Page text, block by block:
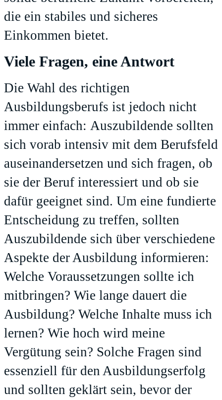
die ein stabiles und sicheres
Einkommen bietet.
Viele Fragen, eine Antwort
Die Wahl des richtigen
Ausbildungsberufs ist jedoch nicht
immer einfach: Auszubildende sollten
sich vorab intensiv mit dem Berufsfeld
auseinandersetzen und sich fragen, ob
sie der Beruf interessiert und ob sie
dafür geeignet sind. Um eine fundierte
Entscheidung zu treffen, sollten
Auszubildende sich über verschiedene
Aspekte der Ausbildung informieren:
Welche Voraussetzungen sollte ich
mitbringen? Wie lange dauert die
Ausbildung? Welche Inhalte muss ich
lernen? Wie hoch wird meine
Vergütung sein? Solche Fragen sind
essenziell für den Ausbildungserfolg
und sollten geklärt sein, bevor der